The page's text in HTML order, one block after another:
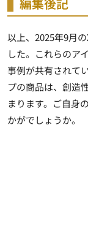
以上、2025年9月
した。これらのア
事例が共有されて
プの商品は、創造
まります。ご自身
かがでしょうか。